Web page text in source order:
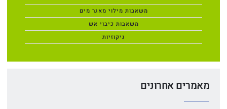
משאבות מילוי מאגר מים
משאבות כיבוי אש
ניקוזיות
מאמרים אחרונים